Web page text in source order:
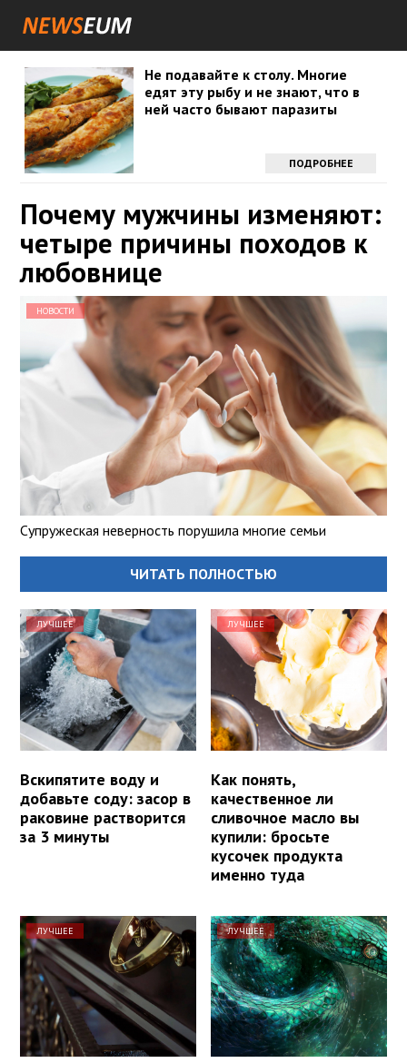
Не подавайте к столу. Многие
едят эту рыбу и не знают, что в
ней часто бывают паразиты
ПОДРОБНЕЕ
Почему мужчины изменяют:
четыре причины походов к
любовнице
НОВОСТИ
Супружеская неверность порушила многие семьи
ЧИТАТЬ ПОЛНОСТЬЮ
ЛУЧШЕЕ
Вскипятите воду и
добавьте соду: засор в
раковине растворится
за 3 минуты
ЛУЧШЕЕ
Как понять,
качественное ли
сливочное масло вы
купили: бросьте
кусочек продукта
именно туда
ЛУЧШЕЕ ЛУЧШЕЕ